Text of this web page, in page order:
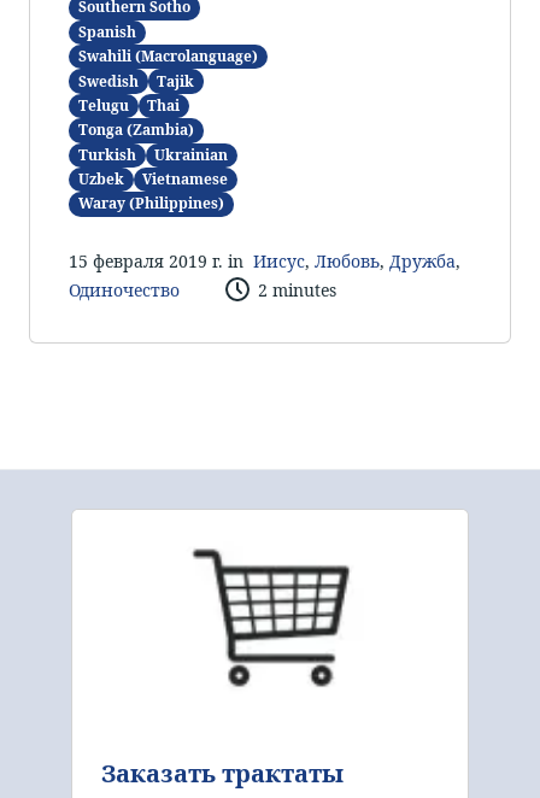
Southern Sotho
Spanish
Swahili (Macrolanguage)
Swedish
Tajik
Telugu
Thai
Tonga (Zambia)
Turkish
Ukrainian
Uzbek
Vietnamese
Waray (Philippines)
15 февраля 2019 г. in Иисус, Любовь, Дружба,
Одиночество
2 minutes
Заказать трактаты